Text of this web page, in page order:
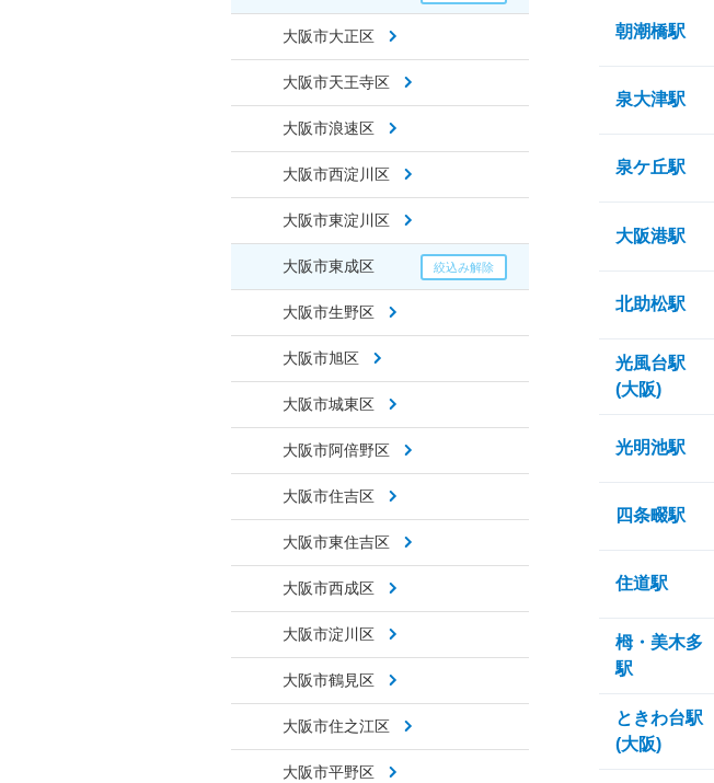
大阪市大正区
大阪市天王寺区
大阪市浪速区
大阪市西淀川区
大阪市東淀川区
大阪市東成区
大阪市生野区
大阪市旭区
大阪市城東区
大阪市阿倍野区
大阪市住吉区
大阪市東住吉区
大阪市西成区
大阪市淀川区
大阪市鶴見区
大阪市住之江区
大阪市平野区
朝潮橋駅
泉大津駅
泉ケ丘駅
大阪港駅
北助松駅
光風台駅
(大阪)
光明池駅
四条畷駅
住道駅
栂・美木多
駅
ときわ台駅
(大阪)